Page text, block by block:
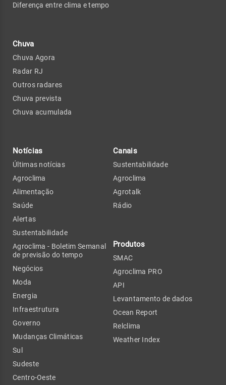
Diferença entre clima e tempo
Chuva
Chuva Agora
Radar RJ
Outros radares
Chuva prevista
Chuva acumulada
Notícias
Últimas notícias
Agroclima
Alimentação
Saúde
Alertas
Sustentabilidade
Agroclima - Boletim Semanal
de previsão do tempo
Negócios
Moda
Energia
Infraestrutura
Governo
Mudanças Climáticas
Sul
Sudeste
Centro-Oeste
Canais
Sustentabilidade
Agroclima
Agrotalk
Rádio
Produtos
SMAC
Agroclima PRO
API
Levantamento de dados
Ocean Report
Relclima
Weather Index